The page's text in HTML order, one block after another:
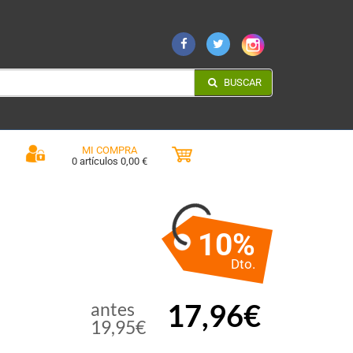
BUSCAR
MI COMPRA
0 artículos 0,00 €
10%
Dto.
antes
19,95€
17,96€